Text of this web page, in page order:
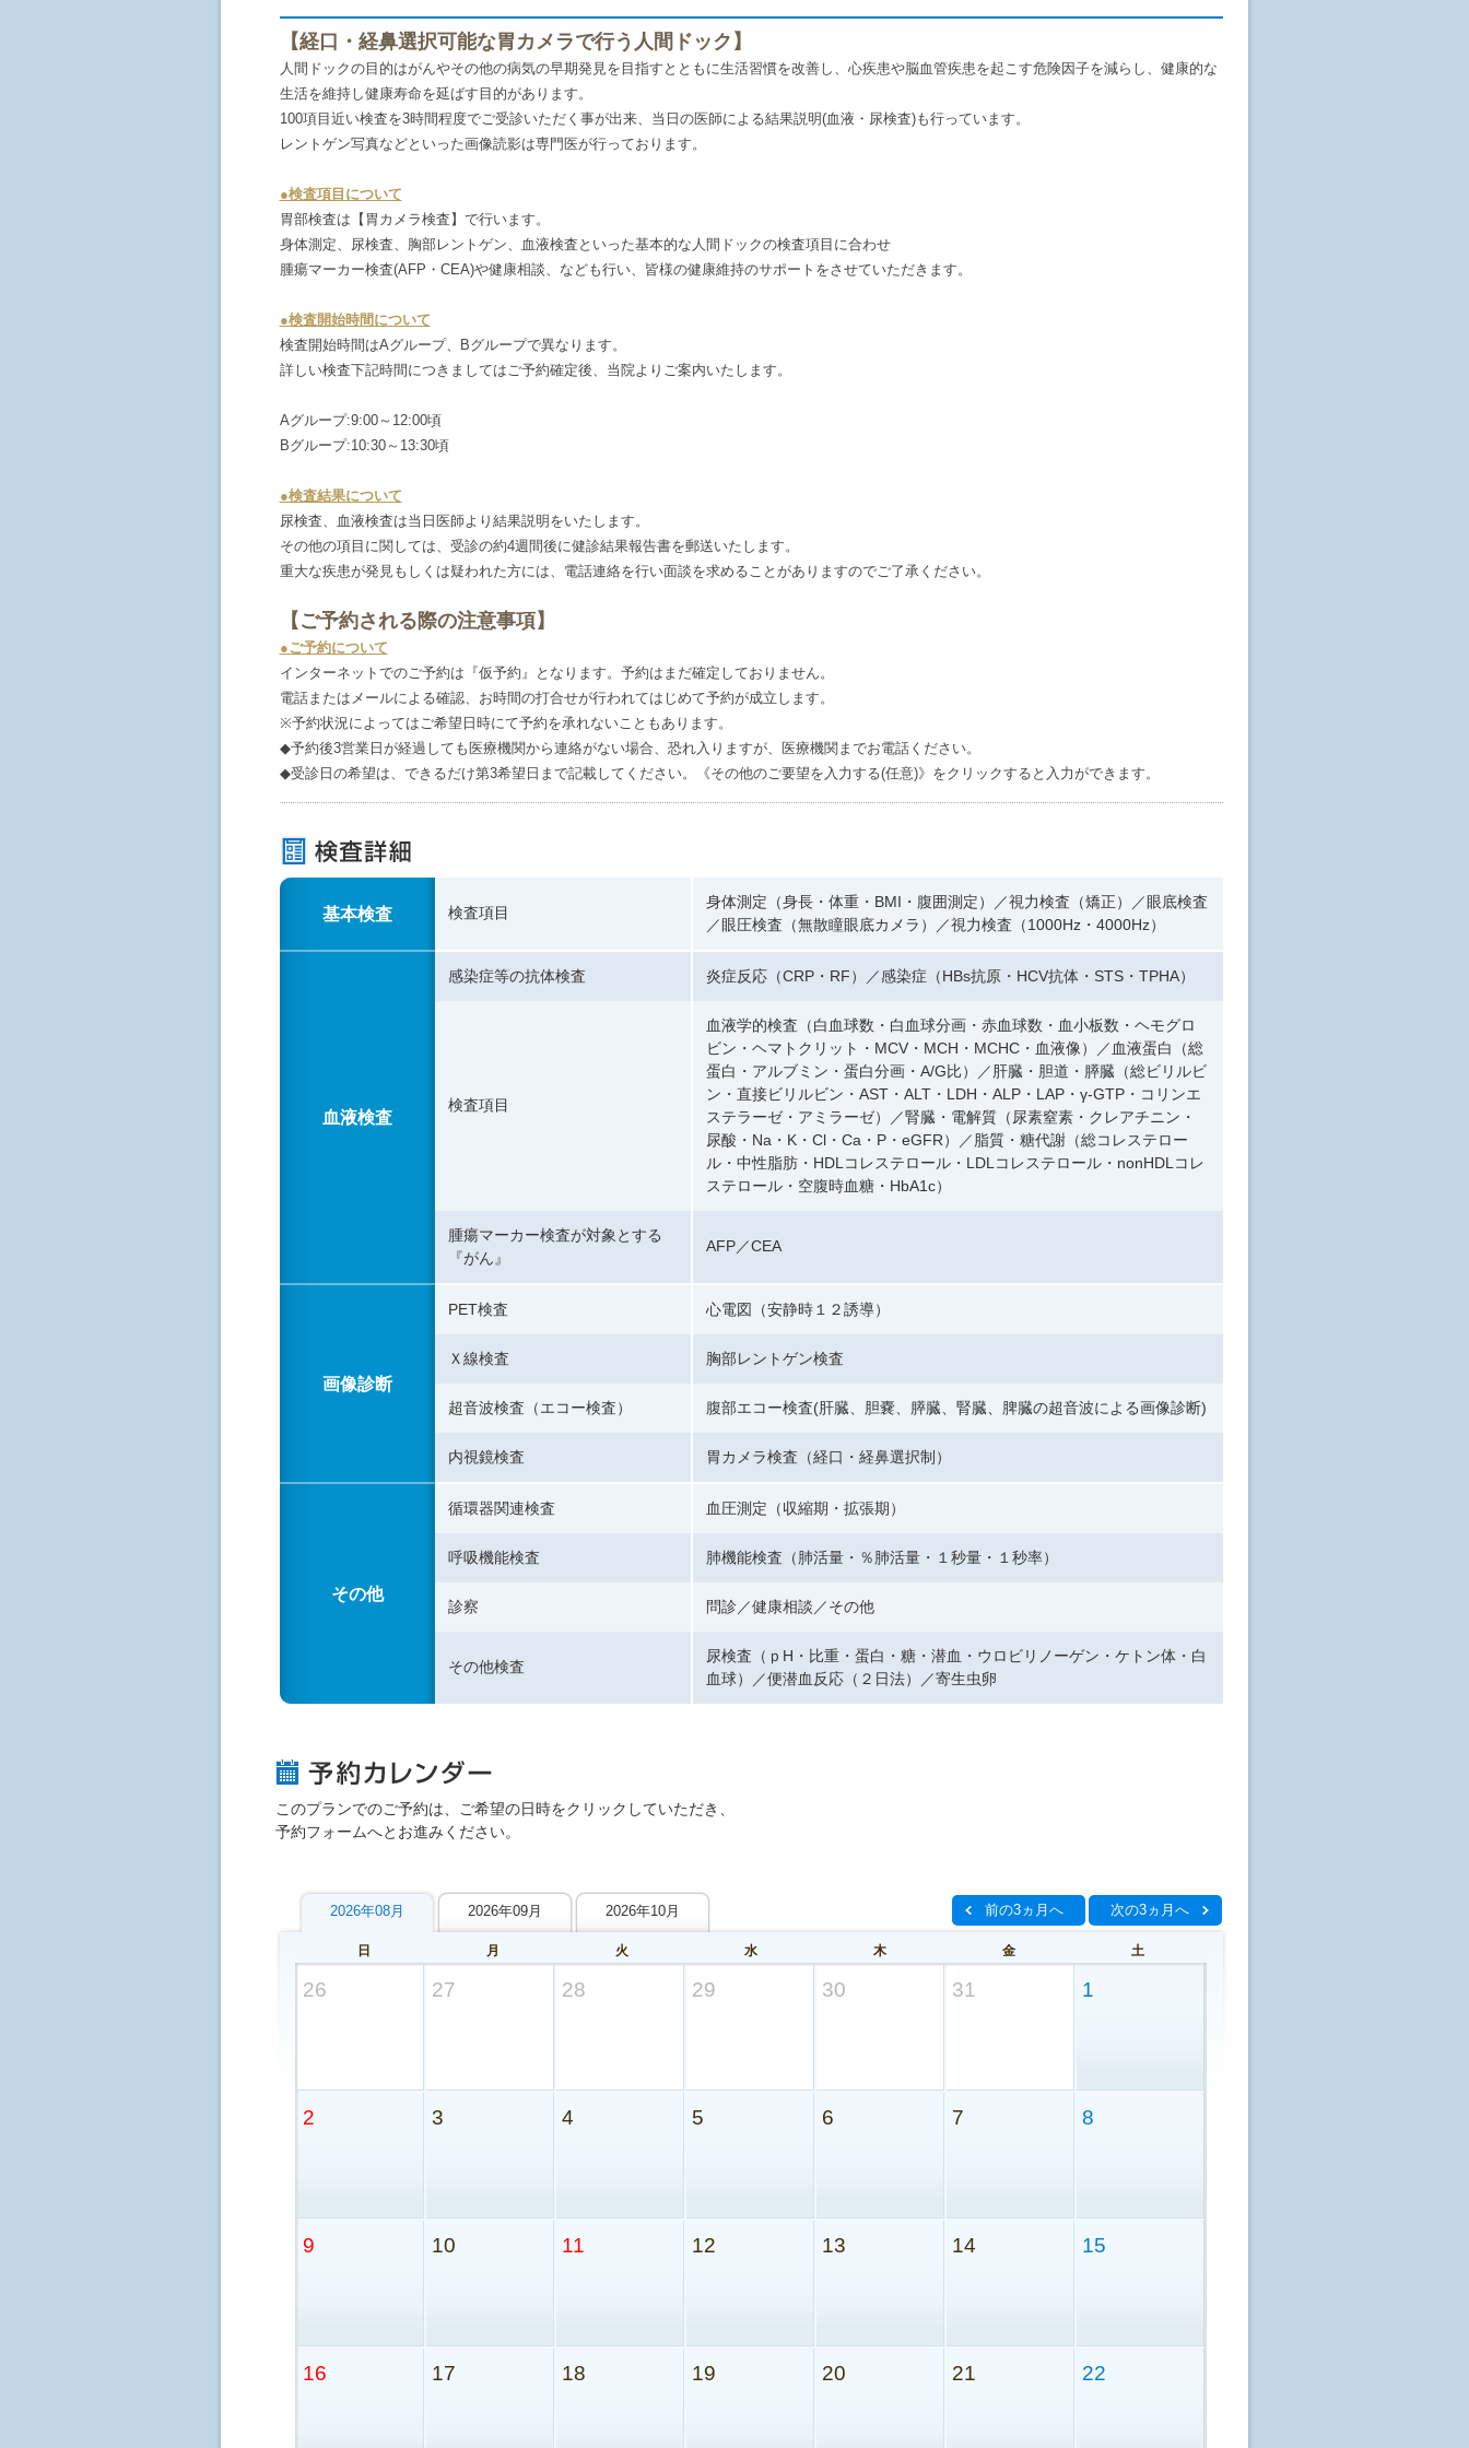
【経口・経鼻選択可能な胃カメラで行う人間ドック】
人間ドックの目的はがんやその他の病気の早期発見を目指すとともに生活習慣を改善し、心疾患や脳血管疾患を起こす危険因子を減らし、健康的な
生活を維持し健康寿命を延ばす目的があります。
100項目近い検査を3時間程度でご受診いただく事が出来、当日の医師による結果説明(血液・尿検査)も行っています。
レントゲン写真などといった画像読影は専門医が行っております。
●検査項目について
胃部検査は【胃カメラ検査】で行います。
身体測定、尿検査、胸部レントゲン、血液検査といった基本的な人間ドックの検査項目に合わせ
腫瘍マーカー検査(AFP・CEA)や健康相談、なども行い、皆様の健康維持のサポートをさせていただきます。
●検査開始時間について
検査開始時間はAグループ、Bグループで異なります。
詳しい検査下記時間につきましてはご予約確定後、当院よりご案内いたします。
Aグループ:9:00～12:00頃
Bグループ:10:30～13:30頃
●検査結果について
尿検査、血液検査は当日医師より結果説明をいたします。
その他の項目に関しては、受診の約4週間後に健診結果報告書を郵送いたします。
重大な疾患が発見もしくは疑われた方には、電話連絡を行い面談を求めることがありますのでご了承ください。
【ご予約される際の注意事項】
●ご予約について
インターネットでのご予約は『仮予約』となります。予約はまだ確定しておりません。
電話またはメールによる確認、お時間の打合せが行われてはじめて予約が成立します。
※予約状況によってはご希望日時にて予約を承れないこともあります。
◆予約後3営業日が経過しても医療機関から連絡がない場合、恐れ入りますが、医療機関までお電話ください。
◆受診日の希望は、できるだけ第3希望日まで記載してください。《その他のご要望を入力する(任意)》をクリックすると入力ができます。
基本検査 検査項目
身体測定（身長・体重・BMI・腹囲測定）／視力検査（矯正）／眼底検査
／眼圧検査（無散瞳眼底カメラ）／視力検査（1000Hz・4000Hz）
血液検査
感染症等の抗体検査 炎症反応（CRP・RF）／感染症（HBs抗原・HCV抗体・STS・TPHA）
検査項目
血液学的検査（白血球数・白血球分画・赤血球数・血小板数・ヘモグロ
ビン・ヘマトクリット・MCV・MCH・MCHC・血液像）／血液蛋白（総
蛋白・アルブミン・蛋白分画・A/G比）／肝臓・胆道・膵臓（総ビリルビ
ン・直接ビリルビン・AST・ALT・LDH・ALP・LAP・γ-GTP・コリンエ
ステラーゼ・アミラーゼ）／腎臓・電解質（尿素窒素・クレアチニン・
尿酸・Na・K・Cl・Ca・P・eGFR）／脂質・糖代謝（総コレステロー
ル・中性脂肪・HDLコレステロール・LDLコレステロール・nonHDLコレ
ステロール・空腹時血糖・HbA1c）
腫瘍マーカー検査が対象とする
『がん』
AFP／CEA
画像診断
PET検査 心電図（安静時１２誘導）
Ｘ線検査 胸部レントゲン検査
超音波検査（エコー検査） 腹部エコー検査(肝臓、胆嚢、膵臓、腎臓、脾臓の超音波による画像診断)
内視鏡検査 胃カメラ検査（経口・経鼻選択制）
その他
循環器関連検査 血圧測定（収縮期・拡張期）
呼吸機能検査 肺機能検査（肺活量・％肺活量・１秒量・１秒率）
診察 問診／健康相談／その他
その他検査
尿検査（ｐH・比重・蛋白・糖・潜血・ウロビリノーゲン・ケトン体・白
血球）／便潜血反応（２日法）／寄生虫卵
このプランでのご予約は、ご希望の日時をクリックしていただき、
予約フォームへとお進みください。
前の3ヵ月へ 次の3ヵ月へ
2026年08月 2026年09月 2026年10月
日 月 火 水 木 金 土
26 27 28 29 30 31 1
2 3 4 5 6 7 8
9 10 11 12 13 14 15
16 17 18 19 20 21 22